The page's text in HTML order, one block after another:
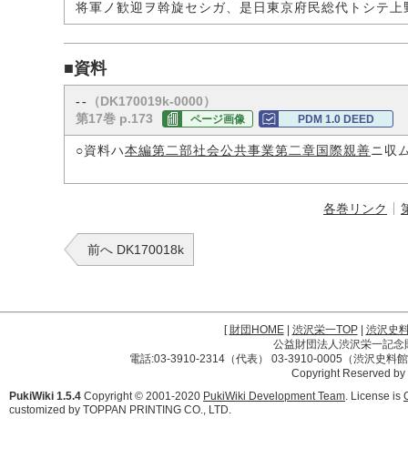
将軍ノ歓迎ヲ斡旋セシガ、是日東京府民総代トシテ
■資料
-- （DK170019k-0000）
第17巻 p.173
ページ画像 PDM 1.0 DEED
○資料ハ本編第二部社会公共事業第二章国際親善ニ収
各巻リンク
前へ DK170018k
[財団HOME| 渋沢栄一TOP| 渋沢史
公益財団法人渋沢栄一記
電話:03-3910-2314（代表） 03-3910-0005（渋沢史料
Copyright Reserved
PukiWiki 1.5.4 Copyright © 2001-2020 PukiWiki Development Team. License is
customized by TOPPAN PRINTING CO., LTD.